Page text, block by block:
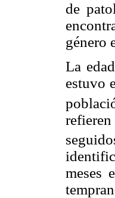
de
género
La
estuvo
meses